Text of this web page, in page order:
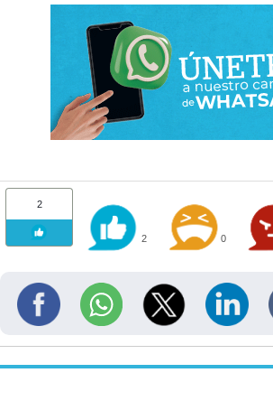
2
2 0